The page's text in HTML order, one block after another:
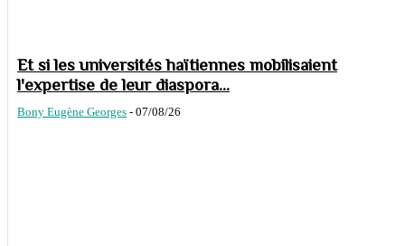
Et si les universités haïtiennes mobilisaient
l'expertise de leur diaspora...
Bony Eugène Georges - 07/08/26